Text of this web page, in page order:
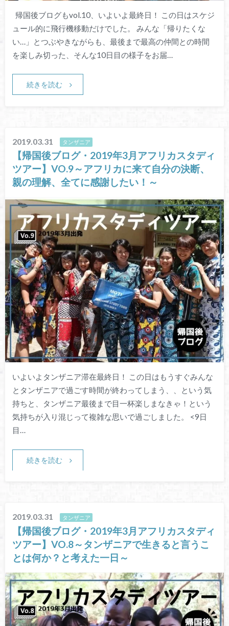
帰国後ブログもvol.10、いよいよ最終日！ この日はスケジ
ュール的に飛行機移動だけでした。 みんな「帰りたくな
い…」とつぶやきながらも、最後まで最高の仲間との時間
を楽しみ切った、そんな10日目の様子をお届…
続きを読む
2019.03.31 タンザニア
【帰国後ブログ・2019年3月アフリカスタディ
ツアー】VO.9～アフリカに来て自分の決断、
親の理解、全てに感謝したい！～
いよいよタンザニア滞在最終日！ この日はもうすぐみんな
とタンザニアで過ごす時間が終わってしまう、、という気
持ちと、タンザニア最後まで目一杯楽しまなきゃ！という
気持ちが入り混じって複雑な思いで過ごしました。 <9日
目…
続きを読む
2019.03.31 タンザニア
【帰国後ブログ・2019年3月アフリカスタディ
ツアー】VO.8～タンザニアで生きると言うこ
とは何か？と考えた一日～